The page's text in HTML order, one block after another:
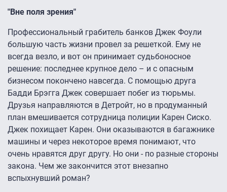
"Вне поля зрения"
Профессиональный грабитель банков Джек Фоули
большую часть жизни провел за решеткой. Ему не
всегда везло, и вот он принимает судьбоносное
решение: последнее крупное дело – и с опасным
бизнесом покончено навсегда. С помощью друга
Бадди Брэгга Джек совершает побег из тюрьмы.
Друзья направляются в Детройт, но в продуманный
план вмешивается сотрудница полиции Карен Сиско.
Джек похищает Карен. Они оказываются в багажнике
машины и через некоторое время понимают, что
очень нравятся друг другу. Но они - по разные стороны
закона. Чем же закончится этот внезапно
вспыхнувший роман?